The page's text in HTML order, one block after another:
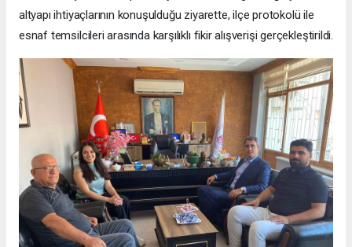
altyapı ihtiyaçlarının konuşulduğu ziyarette, ilçe protokolü ile
esnaf temsilcileri arasında karşılıklı fikir alışverişi gerçekleştirildi.